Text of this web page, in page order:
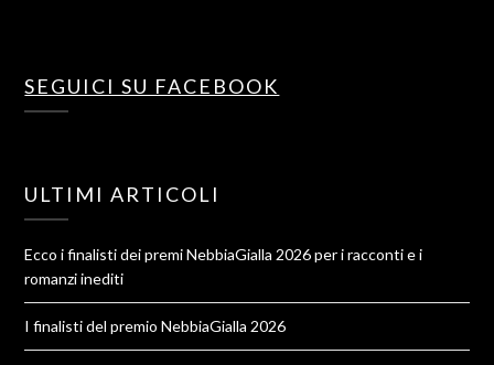
SEGUICI SU FACEBOOK
ULTIMI ARTICOLI
Ecco i finalisti dei premi NebbiaGialla 2026 per i racconti e i
romanzi inediti
I finalisti del premio NebbiaGialla 2026